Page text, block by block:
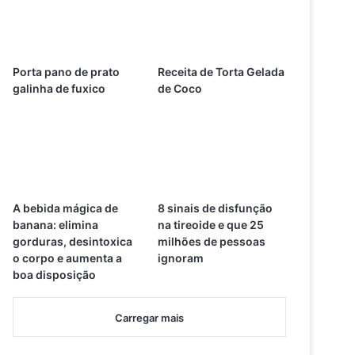
Porta pano de prato
galinha de fuxico
Receita de Torta Gelada
de Coco
A bebida mágica de
banana: elimina
gorduras, desintoxica
o corpo e aumenta a
boa disposição
8 sinais de disfunção
na tireoide e que 25
milhões de pessoas
ignoram
Carregar mais